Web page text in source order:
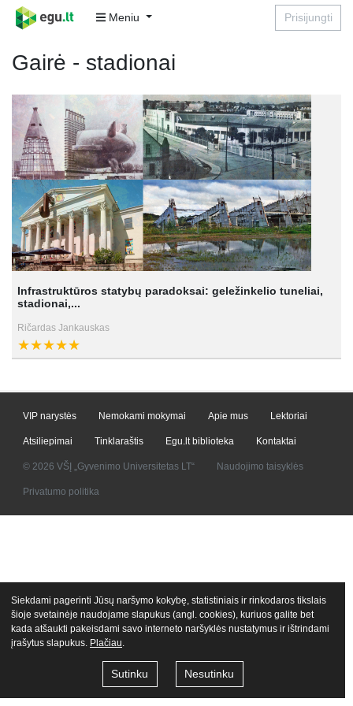
Meniu Prisijungti
Gairė - stadionai
Infrastruktūros statybų paradoksai: geležinkelio tuneliai,
stadionai,...
Ričardas Jankauskas
VIP narystės Nemokami mokymai Apie mus Lektoriai
Atsiliepimai Tinklaraštis Egu.lt biblioteka Kontaktai
© 2026 VŠĮ „Gyvenimo Universitetas LT“ Naudojimo taisyklės
Privatumo politika
Siekdami pagerinti Jūsų naršymo kokybę, statistiniais ir rinkodaros tikslais
šioje svetainėje naudojame slapukus (angl. cookies), kuriuos galite bet
kada atšaukti pakeisdami savo interneto naršyklės nustatymus ir ištrindami
įrašytus slapukus. Plačiau
Sutinku Nesutinku